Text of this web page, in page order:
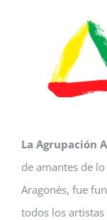
La Agrupación
de amantes de
Aragonés, fue
todos los artistas